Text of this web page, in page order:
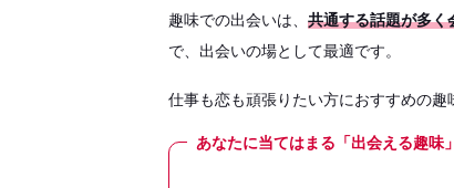
趣味での出会いは、 共通する話題が多く
で、出会いの場として最適です。
仕事も恋も頑張りたい方におすすめの趣
あなたに当てはまる「出会える趣味